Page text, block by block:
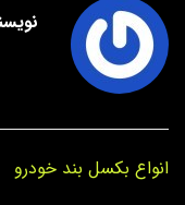
انواع بکسل بند خودرو